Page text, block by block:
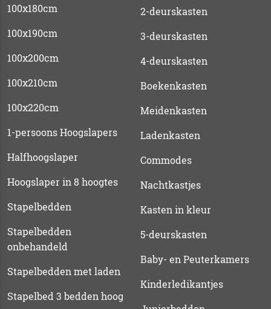
100x180cm
100x190cm
100x200cm
100x210cm
100x220cm
1-persoons Hoogslapers
Halfhoogslaper
Hoogslaper in 8 hoogtes
Stapelbedden
Stapelbedden
onbehandeld
Stapelbedden met laden
Stapelbed 3 bedden hoog
2-deurskasten
3-deurskasten
4-deurskasten
Boekenkasten
Meidenkasten
Ladenkasten
Commodes
Nachtkastjes
Kasten in kleur
5-deurskasten
Baby- en Peuterkamers
Kinderledikantjes